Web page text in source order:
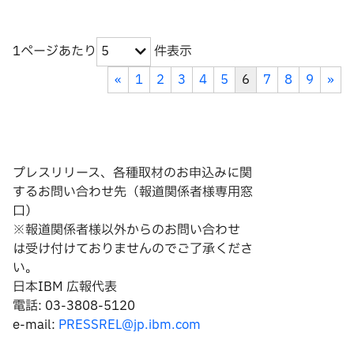
1ページあたり 5
件表示
«
1 2 3 4 5 6 7 8 9 »
プレスリリース、各種取材のお申込みに関
するお問い合わせ先（報道関係者様専用窓
口）
※報道関係者様以外からのお問い合わせ
は受け付けておりませんのでご了承くださ
い。
日本IBM 広報代表
電話: 03-3808-5120
e-mail: PRESSREL@jp.ibm.com